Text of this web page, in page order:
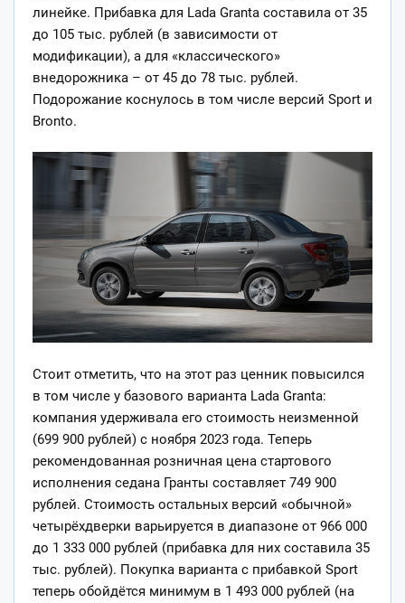
линейке. Прибавка для Lada Granta составила от 35
до 105 тыс. рублей (в зависимости от
модификации), а для «классического»
внедорожника – от 45 до 78 тыс. рублей.
Подорожание коснулось в том числе версий Sport и
Bronto.
Стоит отметить, что на этот раз ценник повысился
в том числе у базового варианта Lada Granta:
компания удерживала его стоимость неизменной
(699 900 рублей) с ноября 2023 года. Теперь
рекомендованная розничная цена стартового
исполнения седана Гранты составляет 749 900
рублей. Стоимость остальных версий «обычной»
четырёхдверки варьируется в диапазоне от 966 000
до 1 333 000 рублей (прибавка для них составила 35
тыс. рублей). Покупка варианта с прибавкой Sport
теперь обойдётся минимум в 1 493 000 рублей (на